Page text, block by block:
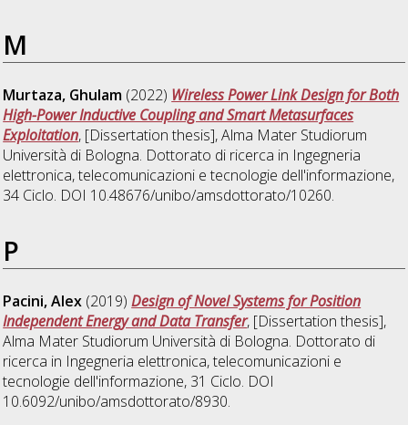
M
Murtaza, Ghulam (2022) Wireless Power Link Design for Both
High-Power Inductive Coupling and Smart Metasurfaces
Exploitation, [Dissertation thesis], Alma Mater Studiorum
Università di Bologna. Dottorato di ricerca in Ingegneria
elettronica, telecomunicazioni e tecnologie dell'informazione,
34 Ciclo. DOI 10.48676/unibo/amsdottorato/10260.
P
Pacini, Alex (2019)Design of Novel Systems for Position
Independent Energy and Data Transfer, [Dissertation thesis],
Alma Mater Studiorum Università di Bologna. Dottorato di
ricerca in Ingegneria elettronica, telecomunicazioni e
tecnologie dell'informazione, 31 Ciclo. DOI
10.6092/unibo/amsdottorato/8930.